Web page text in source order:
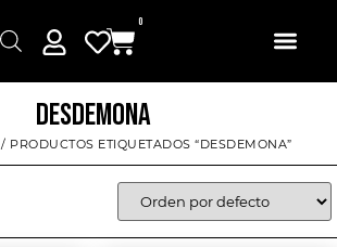
0
DESDEMONA
/ PRODUCTOS ETIQUETADOS “DESDEMONA”